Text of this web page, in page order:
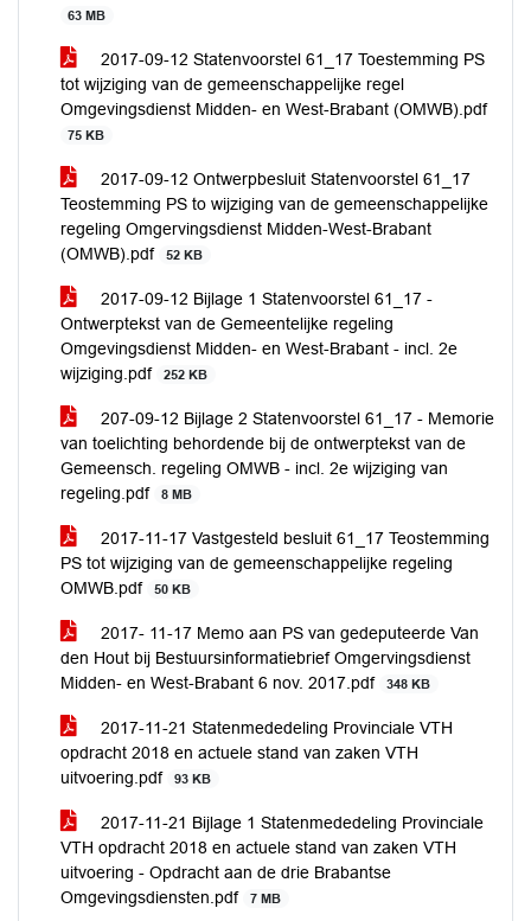
63 MB
2017-09-12 Statenvoorstel 61_17 Toestemming PS
tot wijziging van de gemeenschappelijke regel
Omgevingsdienst Midden- en West-Brabant (OMWB).pdf
75 KB
2017-09-12 Ontwerpbesluit Statenvoorstel 61_17
Teostemming PS to wijziging van de gemeenschappelijke
regeling Omgervingsdienst Midden-West-Brabant
(OMWB).pdf
52 KB
2017-09-12 Bijlage 1 Statenvoorstel 61_17 -
Ontwerptekst van de Gemeentelijke regeling
Omgevingsdienst Midden- en West-Brabant - incl. 2e
wijziging.pdf
252 KB
207-09-12 Bijlage 2 Statenvoorstel 61_17 - Memorie
van toelichting behordende bij de ontwerptekst van de
Gemeensch. regeling OMWB - incl. 2e wijziging van
regeling.pdf
8 MB
2017-11-17 Vastgesteld besluit 61_17 Teostemming
PS tot wijziging van de gemeenschappelijke regeling
OMWB.pdf
50 KB
2017- 11-17 Memo aan PS van gedeputeerde Van
den Hout bij Bestuursinformatiebrief Omgervingsdienst
Midden- en West-Brabant 6 nov. 2017.pdf
348 KB
2017-11-21 Statenmededeling Provinciale VTH
opdracht 2018 en actuele stand van zaken VTH
uitvoering.pdf
93 KB
2017-11-21 Bijlage 1 Statenmededeling Provinciale
VTH opdracht 2018 en actuele stand van zaken VTH
uitvoering - Opdracht aan de drie Brabantse
Omgevingsdiensten.pdf
7 MB